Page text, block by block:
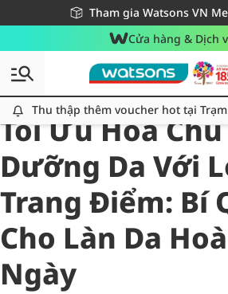
Tham gia Watsons VN
Miễn phí giao hàng cho đơn
Giao hàng nhanh 24h - Áp dụng
Cửa hàng & Dịch
Thu thập thêm voucher hot tại Trạm Voucher
Thu thập thêm voucher hot tại
All
Chăm Sóc Cá Nhân
Tối Ưu Hóa
Dưỡng Da Với
Trang Điểm: Bí
Cho Làn Da
Ngày